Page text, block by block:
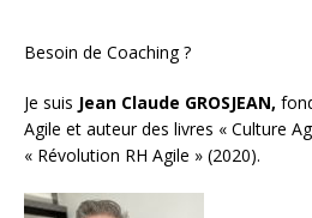
Besoin de Coaching ?
Je suis Jean Claude GROSJEAN,
Agile et auteur des livres « Culture
« Révolution RH Agile » (2020).